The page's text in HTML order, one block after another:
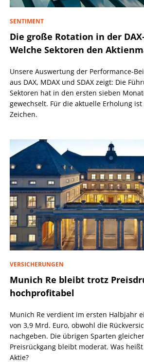
SENTIMENT
Die große Rotation in der
Welche Sektoren den
Unsere Auswertung der Performance-
aus DAX, MDAX und SDAX zeigt: Die
Sektoren hat in den ersten sieben
gewechselt. Für die aktuelle Erholung
Zeichen.
VERSICHERUNGEN
Munich Re bleibt trotz
hochprofitabel
Munich Re verdient im ersten Halbjahr
von 3,9 Mrd. Euro, obwohl die
nachgeben. Die übrigen Sparten
Preisrückgang bleibt moderat. Was
Aktie?